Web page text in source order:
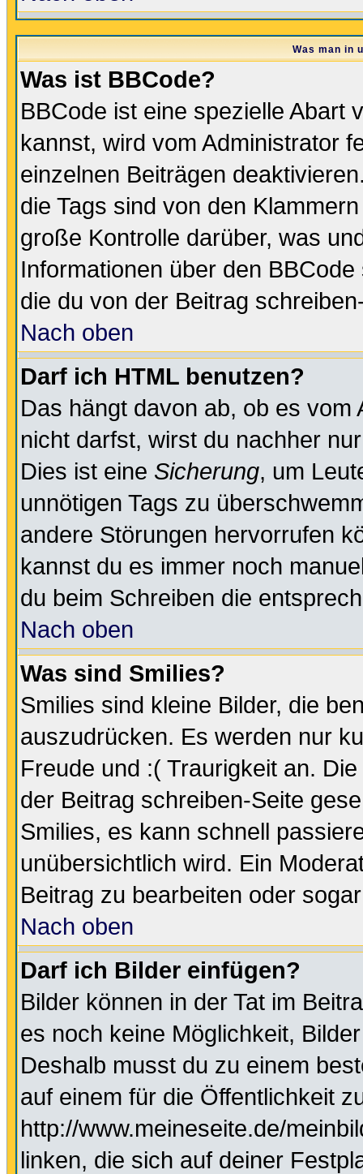
Was man in
Was ist BBCode?
BBCode ist eine spezielle Abart
kannst, wird vom Administrator
einzelnen Beiträgen
die Tags sind von den
große Kontrolle darüber, was
Informationen über den
die du von der Beitrag
Nach oben
Darf ich HTML benutzen?
Das hängt davon ab, ob es
nicht darfst, wirst du nachher
Dies ist eine Sicherung, um
unnötigen Tags zu
andere Störungen hervorrufen
kannst du es immer noch
du beim Schreiben die
Nach oben
Was sind Smilies?
Smilies sind kleine Bilder, die
auszudrücken. Es werden nur
Freude und :( Traurigkeit an.
der Beitrag schreiben-Seite
Smilies, es kann schnell
unübersichtlich wird. Ein
Beitrag zu bearbeiten oder
Nach oben
Darf ich Bilder einfügen?
Bilder können in der Tat im
es noch keine Möglichkeit,
Deshalb musst du zu einem
auf einem für die Öffentlichkeit
http://www.meineseite.de/
linken, die sich auf deiner